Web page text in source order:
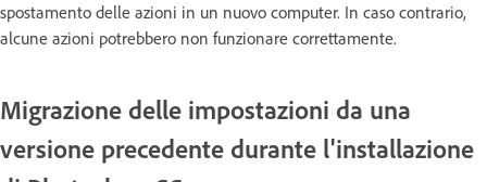
spostamento delle azioni in un nuovo computer. In caso contrario,
alcune azioni potrebbero non funzionare correttamente.
Migrazione delle impostazioni da una
versione precedente durante l'installazione